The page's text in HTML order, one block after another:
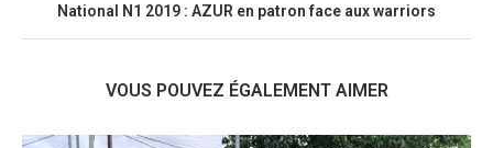
National N1 2019 : AZUR en patron face aux warriors
VOUS POUVEZ ÉGALEMENT AIMER